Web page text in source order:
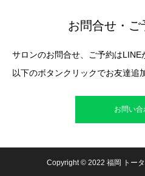
お問合せ・ご
サロンのお問合せ、ご予約はLINE
以下のボタンクリックでお友達追
お問い合
Copyright © 2022 福岡 トー